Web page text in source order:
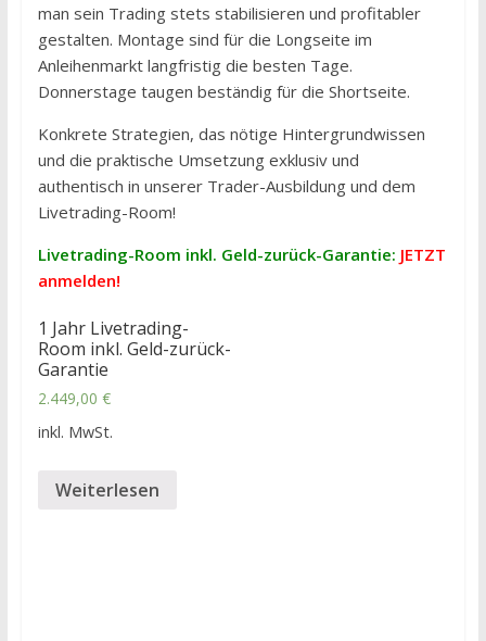
man sein Trading stets stabilisieren und profitabler
gestalten. Montage sind für die Longseite im
Anleihenmarkt langfristig die besten Tage.
Donnerstage taugen beständig für die Shortseite.
Konkrete Strategien, das nötige Hintergrundwissen
und die praktische Umsetzung exklusiv und
authentisch in unserer Trader-Ausbildung und dem
Livetrading-Room!
Livetrading-Room inkl. Geld-zurück-Garantie: JETZT
anmelden!
1 Jahr Livetrading-
Room inkl. Geld-zurück-
Garantie
2.449,00 €
inkl. MwSt.
Weiterlesen